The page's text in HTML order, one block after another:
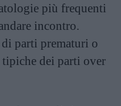
più frequenti
incontro.
parti prematuri o
dei parti over